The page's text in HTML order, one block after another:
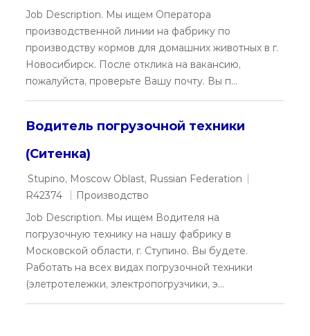
Job Description. Мы ищем Оператора
производственной линии на фабрику по
производству кормов для домашних животных в г.
Новосибирск. После отклика на вакансию,
пожалуйста, проверьте Вашу почту. Вы п...
Водитель погрузочной техники
(Ситенка)
Location
Stupino, Moscow Oblast, Russian Federation
R42374
Category
Производство
Job Description. Мы ищем Водителя на
погрузочную технику на нашу фабрику в
Московской области, г. Ступино. Вы будете.
Работать на всех видах погрузочной техники
(элетротележки, электропогрузчики, э...